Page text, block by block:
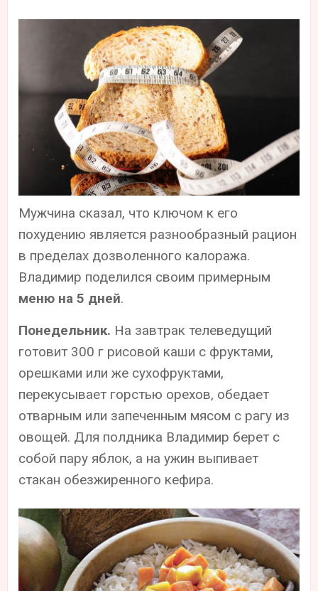
Мужчина сказал, что ключом к его
похудению является разнообразный рацион
в пределах дозволенного калоража.
Владимир поделился своим примерным
меню на 5 дней.
Понедельник. На завтрак телеведущий
готовит 300 г рисовой каши с фруктами,
орешками или же сухофруктами,
перекусывает горстью орехов, обедает
отварным или запеченным мясом с рагу из
овощей. Для полдника Владимир берет с
собой пару яблок, а на ужин выпивает
стакан обезжиренного кефира.